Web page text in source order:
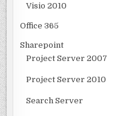
Visio 2010
Office 365
Sharepoint
Project Server 2007
Project Server 2010
Search Server